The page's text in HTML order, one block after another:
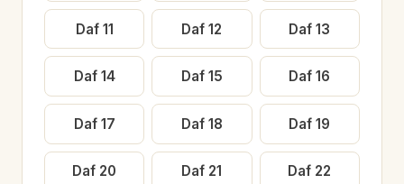
Daf 11 Daf12 Daf13
Daf 14 Daf 15 Daf16
Daf 17 Daf 18 Daf19
Daf 20 Daf 21 Daf 22